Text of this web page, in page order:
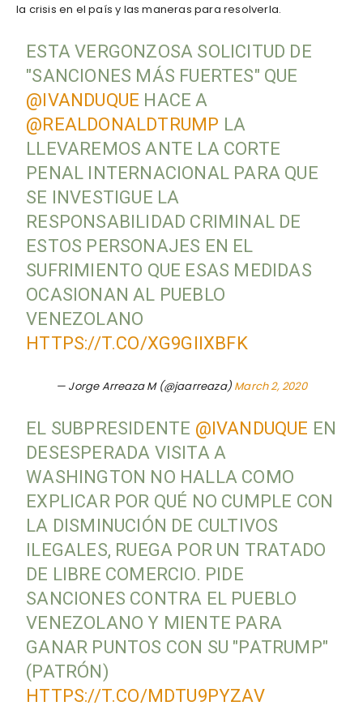
la crisis en el país y las maneras para resolverla.
ESTA VERGONZOSA SOLICITUD DE
"SANCIONES MÁS FUERTES" QUE
@IVANDUQUE HACE A
@REALDONALDTRUMP LA
LLEVAREMOS ANTE LA CORTE
PENAL INTERNACIONAL PARA QUE
SE INVESTIGUE LA
RESPONSABILIDAD CRIMINAL DE
ESTOS PERSONAJES EN EL
SUFRIMIENTO QUE ESAS MEDIDAS
OCASIONAN AL PUEBLO
VENEZOLANO
HTTPS://T.CO/XG9GIIXBFK
— Jorge Arreaza M (@jaarreaza) March 2, 2020
EL SUBPRESIDENTE @IVANDUQUE EN
DESESPERADA VISITA A
WASHINGTON NO HALLA COMO
EXPLICAR POR QUÉ NO CUMPLE CON
LA DISMINUCIÓN DE CULTIVOS
ILEGALES, RUEGA POR UN TRATADO
DE LIBRE COMERCIO. PIDE
SANCIONES CONTRA EL PUEBLO
VENEZOLANO Y MIENTE PARA
GANAR PUNTOS CON SU "PATRUMP"
(PATRÓN)
HTTPS://T.CO/MDTU9PYZAV